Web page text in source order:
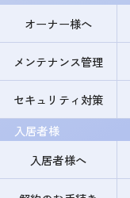
オーナー様へ
メンテナンス管理
セキュリティ対策
入居者様
入居者様へ